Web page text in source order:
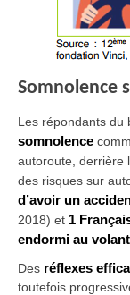
Somnolence
Les répondants du
somnolence
autoroute, derrière
des risques sur
d’avoir un
2018) et 1
endormi au volant
Des réflexes
toutefois